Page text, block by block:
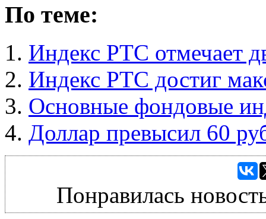
По теме:
Индекс РТС отмечает
Индекс РТС достиг
Основные фондовые
Доллар превысил 60
Понравилась